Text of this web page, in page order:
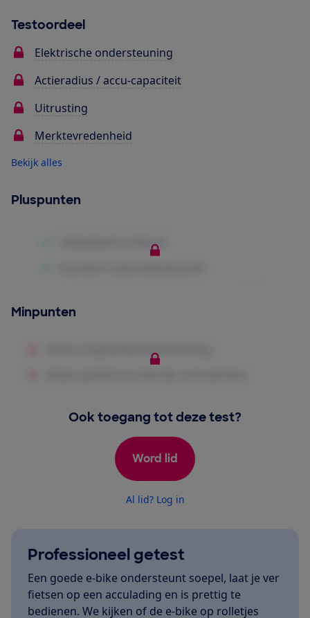
Testoordeel
Elektrische ondersteuning
Actieradius / accu-capaciteit
Uitrusting
Merktevredenheid
Bekijk alles
Pluspunten
Minpunten
Ook toegang tot deze test?
Word lid
Al lid? Log in
Professioneel getest
Een goede e-bike ondersteunt soepel, laat je ver
fietsen op een acculading en is prettig te
bedienen. We kijken of de e-bike op rolletjes